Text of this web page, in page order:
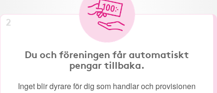
2
Du och föreningen får automatiskt
pengar tillbaka.
Inget blir dyrare för dig som handlar och provisionen